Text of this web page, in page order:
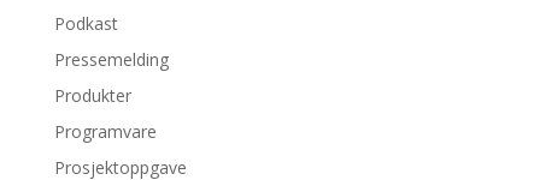
Podkast
Pressemelding
Produkter
Programvare
Prosjektoppgave